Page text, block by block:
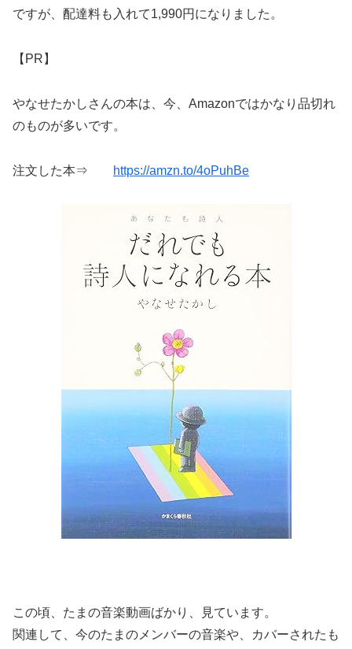
ですが、配達料も入れて1,990円になりました。
【PR】
やなせたかしさんの本は、今、Amazonではかなり品切れ
のものが多いです。
注文した本⇒ https://amzn.to/4oPuhBe
この頃、たまの音楽動画ばかり、見ています。
関連して、今のたまのメンバーの音楽や、カバーされたも